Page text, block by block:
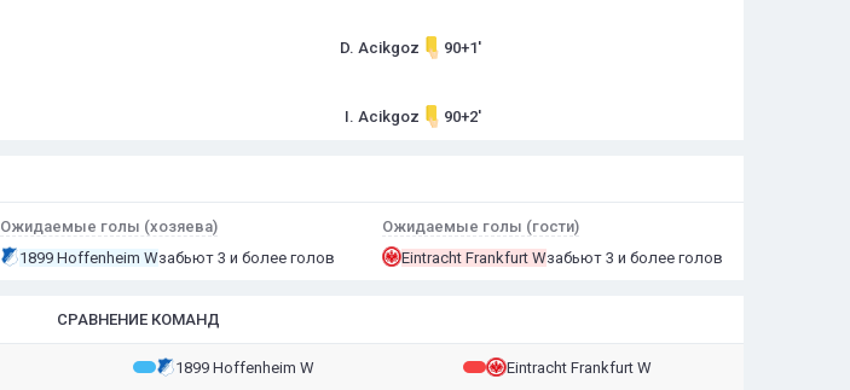
D. Acikgoz
90+1'
I. Acikgoz
90+2'
Ожидаемые голы (хозяева)
1899 Hoffenheim Wзабьют 3 и более голов
Ожидаемые голы (гости)
Eintracht Frankfurt Wзабьют 3 и более голов
СРАВНЕНИЕ КОМАНД
1899 Hoffenheim W Eintracht Frankfurt W